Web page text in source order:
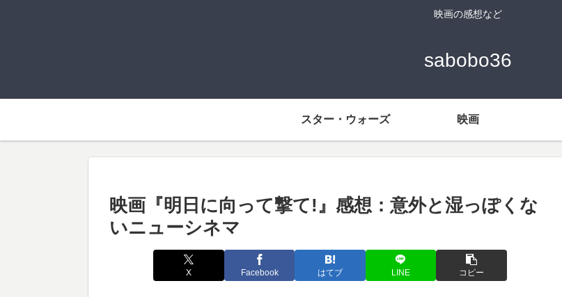
映画の感想など
sabobo36
スター・ウォーズ 映画
映画『明日に向って撃て!』感想：意外と湿っぽくな
いニューシネマ
X Facebook はてブ LINE コピー